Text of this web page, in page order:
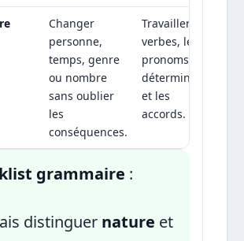
Changer
personne,
temps, genre
ou nombre
sans oublier
les
conséquences.
Travailler les
verbes, les
pronoms, les
déterminants
et les
accords.
grammaire :
distinguer nature et